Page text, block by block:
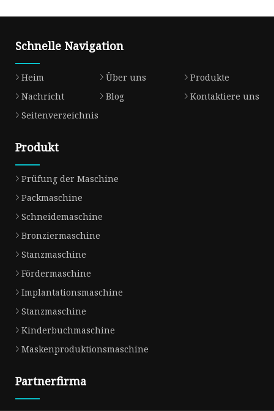
Schnelle Navigation
Heim Über uns
Produkte
Nachricht
Blog
Kontaktiere uns
Seitenverzeichnis
Produkt
Prüfung der Maschine
Packmaschine
Schneidemaschine
Bronziermaschine
Stanzmaschine
Fördermaschine
Implantationsmaschine
Stanzmaschine
Kinderbuchmaschine
Maskenproduktionsmaschine
Partnerfirma